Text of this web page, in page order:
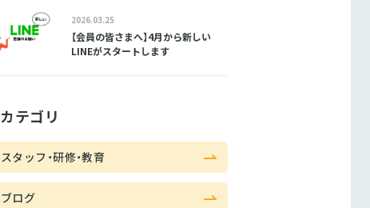
2026.03.25
【会員の皆さまへ】4月から新しい
LINEがスタートします
カテゴリ
スタッフ・研修・教育
ブログ